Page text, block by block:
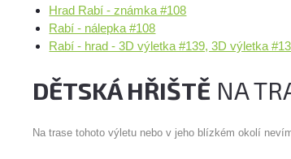
Hrad Rabí - známka #108
Rabí - nálepka #108
Rabí - hrad - 3D výletka #139, 3D výletka
DĚTSKÁ HŘIŠTĚ NA
Na trase tohoto výletu nebo v jeho blízkém okolí